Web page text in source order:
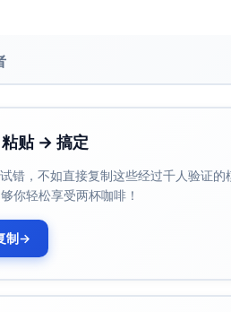
贴 → 搞定
错，不如直接复制这些经过千人验证
你轻松享受两杯咖啡！
制→